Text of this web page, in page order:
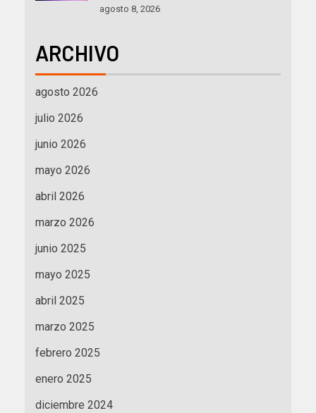
agosto 8, 2026
ARCHIVO
agosto 2026
julio 2026
junio 2026
mayo 2026
abril 2026
marzo 2026
junio 2025
mayo 2025
abril 2025
marzo 2025
febrero 2025
enero 2025
diciembre 2024